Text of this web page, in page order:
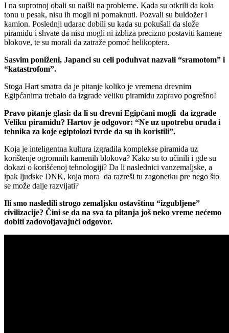
I na suprotnoj obali su naišli na probleme. Kada su otkrili da kola
tonu u pesak, nisu ih mogli ni pomaknuti. Pozvali su buldožer i
kamion. Poslednji udarac dobili su kada su pokušali da slože
piramidu i shvate da nisu mogli ni izbliza precizno postaviti kamene
blokove, te su morali da zatraže pomoć helikoptera.
Sasvim poniženi, Japanci su celi poduhvat nazvali “sramotom” i
“katastrofom”.
Stoga Hart smatra da je pitanje koliko je vremena drevnim
Egipćanima trebalo da izgrade veliku piramidu zapravo pogrešno!
Pravo pitanje glasi: da li su drevni Egipćani mogli da izgrade
Veliku piramidu? Hartov je odgovor: “Ne uz upotrebu oruđa i
tehnika za koje egiptolozi tvrde da su ih koristili”.
Koja je inteligentna kultura izgradila komplekse piramida uz
korištenje ogromnih kamenih blokova? Kako su to učinili i gde su
dokazi o korišćenoj tehnologiji? Da li naslednici vanzemaljske, a
ipak ljudske DNK, koja mora da razreši tu zagonetku pre nego što
se može dalje razvijati?
Ili smo nasledili strogo zemaljsku ostavštinu “izgubljene”
civilizacije? Čini se da na sva ta pitanja još neko vreme nećemo
dobiti zadovoljavajući odgovor.